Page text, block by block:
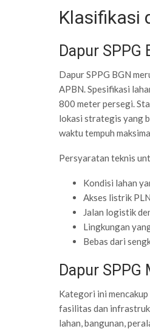
Klasifikasi
Dapur SPPG
Dapur SPPG BGN
APBN. Spesifikasi
800 meter persegi.
lokasi strategis yang
waktu tempuh
Persyaratan teknis
Kondisi lahan
Akses listrik
Jalan logistik
Lingkungan
Bebas dari
Dapur SPPG
Kategori ini
fasilitas dan
lahan, bangunan,